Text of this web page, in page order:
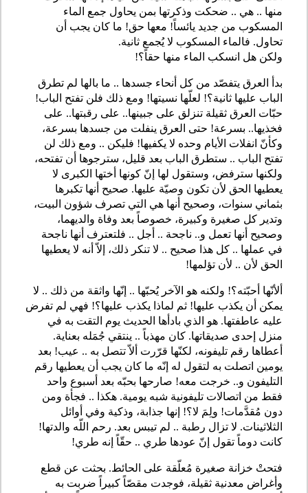
منها .. هي .. ضحكت وذكرتها بمن يحاول جمع الماء
المسكوب من جديد يائساً! معها حق! ما كان يجب أن
تحاول. فالماء المسكوب لا يُجمع ثانية.
ولكن هل انسكب الماء منها حقاً؟!
بدأ العرق يتفصّد من كل أنحاء جسدها .. ما بالها لم تطرق
الباب عليها ثانية؟! لعلّها نسيتها! ومع ذلك فلن تفتح الباب!
حبّات العرق ثقيلة تنزلق على جبينها.. على رقبتها.. على
فخذيها.. بسرعة! حتى العرق ينفلت من جسدها بسرعة،
وكأنّ انفلات الأيام وحده لا يكفيها! فليكن .. ومع ذلك لن
تفتح الباب .. ستطرق الباب بعد قليل، سترجوها أن تفتحه،
ولكنها سترفض، وستقول لها إنّ كونها أختها الكبرى لا
يعطيها الحق لأن تكون وصيّة عليها. صحيح أنها تكبرها
بثماني سنوات، وصحيح أنها هي التي تصرف شؤون البيت،
وتدير كل صغيرة وكبيرة، خصوصاً بعد وفاة والديهما،
وصحيح أنها تعمل و.. ناجحة .. أجل .. فلتعترف أنها ناجحة
في عملها .. كل هذا صحيح .. لا تنكر ذلك، إلاّ أنه لا يعطيها
الحق لأن .. لأن تؤلمها!
ألأنّها أحبّته؟! ولكنه هو الآخر يُحبّها .. إنّها واثقة من ذلك .. لا
يمكن أن يكذب عليها! ثم لماذا يكذب عليها؟! فهي لم تفرض
عليه عاطفتها. هو الذي بادأها الحديث يوم التقت به في
منزل إحدى صديقاتها. كان مهذباً .. ينتقي جُمَله بعناية.
أعطاها رقم تليفونه، لكنّها قرّرت ألاّ تتصل به .. عيب! بعد
يومين اتصلت به لتقول له إنّه ما كان يجب أن يعطيها رقم
التليفون و.. خرجت معه! صارحها بحبّه بعد أسبوع واحد
فقط من اتصالات تليفونية شبه يومية. هكذا .. فجأة ومن
دون مُقدَّمات! ولِمَ لا؟! إنها جذابة، وذكية وفي أوائل
الثلاثينات. لا تزال رطبة .. لم تيبس بعد. رحم اللّه والدتها!
كانت دوماً تقول إنّ عودها طري .. حقّاً إنه طري!
فتحتْ خزانة صغيرة مُعلّقة على الحائط. بحثت عن قطع
وأغراض معدنية ثقيلة، فوجدت مقصّاً كبيراً ضربت به